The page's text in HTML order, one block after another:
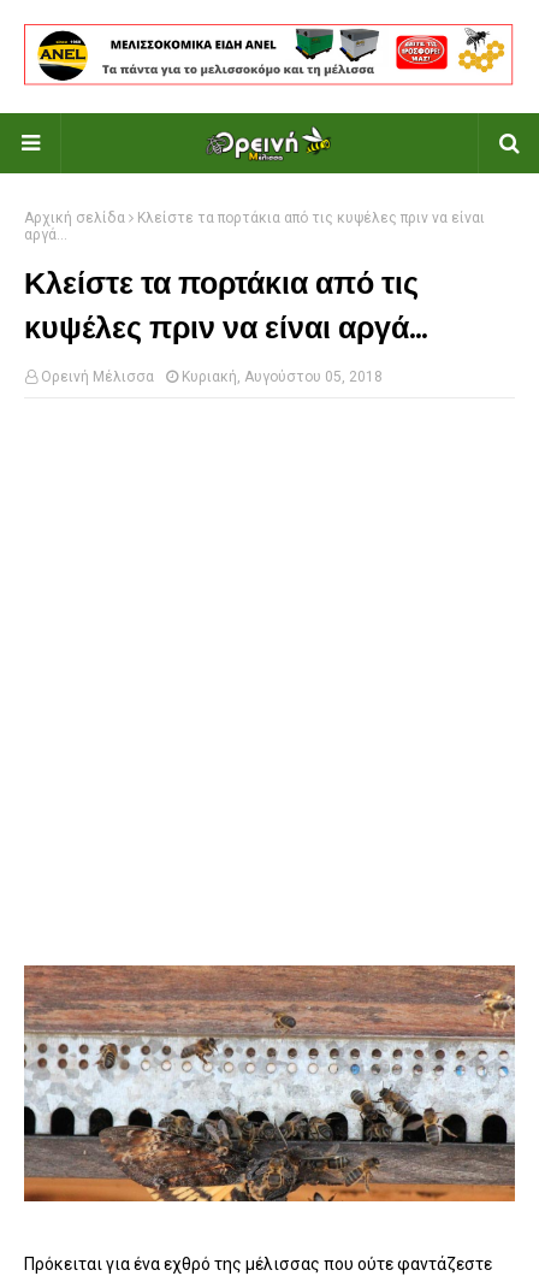
Αρχική σελίδα
Κλείστε τα πορτάκια από τις κυψέλες πριν να είναι
αργά...
Κλείστε τα πορτάκια από τις
κυψέλες πριν να είναι αργά...
Ορεινή Μέλισσα Κυριακή, Αυγούστου 05, 2018
Πρόκειται για ένα εχθρό της μέλισσας που ούτε φαντάζεστε